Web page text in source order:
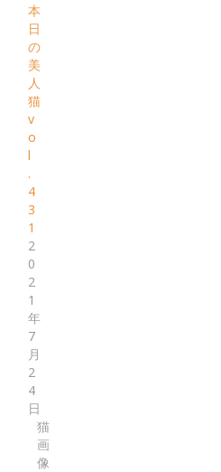
本
日
の
美
人
猫
v
o
l
.
4
3
1
2
0
2
1
年
7
月
2
4
日
猫
画
像